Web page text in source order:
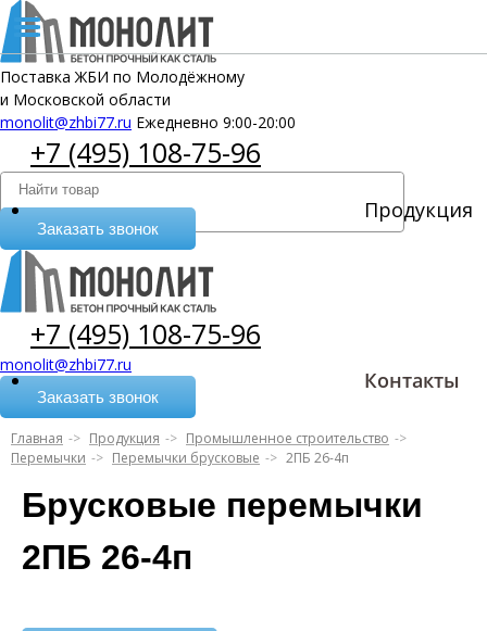
Продукция
Контакты
Поставка ЖБИ по Молодёжному
и Московской области
monolit@zhbi77.ru Ежедневно 9:00-20:00
+7 (495) 108-75-96
Заказать звонок
+7 (495) 108-75-96
monolit@zhbi77.ru
Заказать звонок
Главная Продукция
Промышленное строительство
Перемычки
Перемычки брусковые 2ПБ 26-4п
Брусковые перемычки
2ПБ 26-4п